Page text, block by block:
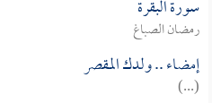
سورة البقرة
رمضان الصباغ
إمضاء .. ولدك المقصر
(...)